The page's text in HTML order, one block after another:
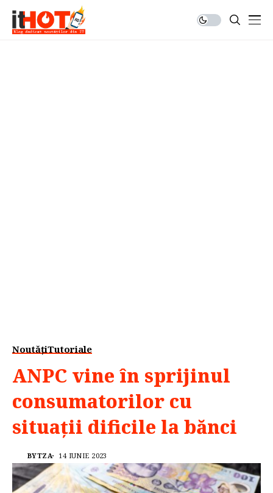
NoutățiTutoriale
ANPC vine în sprijinul
consumatorilor cu
situații dificile la bănci
BYTZA 14 IUNIE 2023